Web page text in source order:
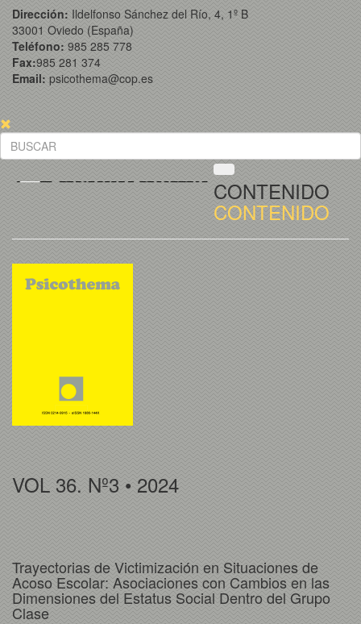
Dirección: Ildelfonso Sánchez del Río, 4, 1º B
33001 Oviedo (España)
Teléfono: 985 285 778
Fax:985 281 374
Email: psicothema@cop.es
CONTENIDO
CONTENIDO
VOL 36. Nº3 • 2024
Trayectorias de Victimización en Situaciones de
Acoso Escolar: Asociaciones con Cambios en las
Dimensiones del Estatus Social Dentro del Grupo
Clase